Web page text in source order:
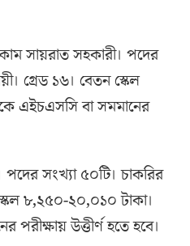
সায়রাত সহকারী। পদের
গ্রেড ১৬। বেতন স্কেল
এইচএসসি বা সমমানের
সংখ্যা ৫০টি। চাকরির
৮,২৫০-২০,০১০ টাকা।
পরীক্ষায় উত্তীর্ণ হতে হবে।